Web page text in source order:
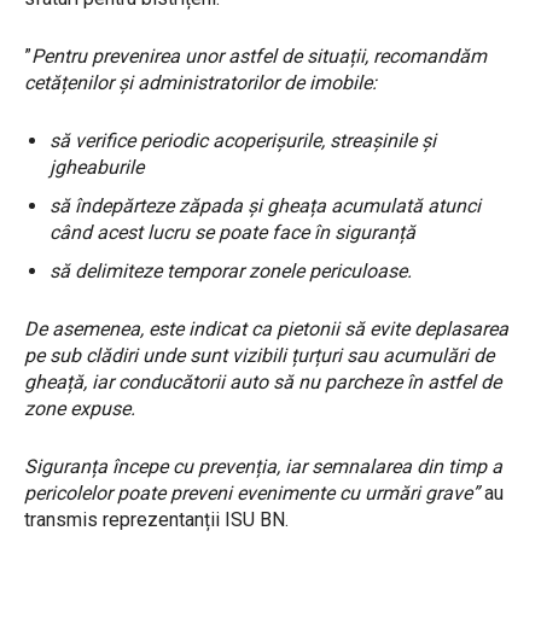
”Pentru prevenirea unor astfel de situații, recomandăm
cetățenilor și administratorilor de imobile:
să verifice periodic acoperișurile, streașinile și
jgheaburile
să îndepărteze zăpada și gheața acumulată atunci
când acest lucru se poate face în siguranță
să delimiteze temporar zonele periculoase.
De asemenea, este indicat ca pietonii să evite deplasarea
pe sub clădiri unde sunt vizibili țurțuri sau acumulări de
gheață, iar conducătorii auto să nu parcheze în astfel de
zone expuse.
Siguranța începe cu prevenția, iar semnalarea din timp a
pericolelor poate preveni evenimente cu urmări grave”au
transmis reprezentanții ISU BN.